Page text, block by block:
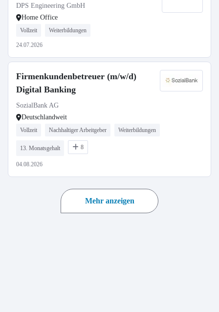
DPS Engineering GmbH
Home Office
Vollzeit Weiterbildungen
24.07.2026
Firmenkundenbetreuer (m/w/d)
Digital Banking
SozialBank AG
Deutschlandweit
Vollzeit Nachhaltiger Arbeitgeber Weiterbildungen
13. Monatsgehalt 8
04.08.2026
Mehr anzeigen